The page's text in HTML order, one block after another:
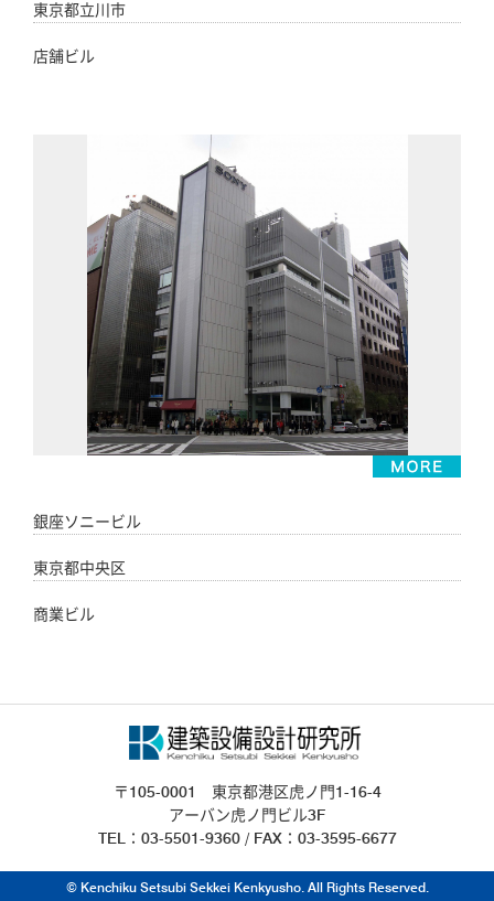
東京都立川市
店舗ビル
銀座ソニービル
東京都中央区
商業ビル
〒105-0001 東京都港区虎ノ門1-16-4
アーバン虎ノ門ビル3F
TEL：03-5501-9360 / FAX：03-3595-6677
© Kenchiku Setsubi Sekkei Kenkyusho. All Rights Reserved.